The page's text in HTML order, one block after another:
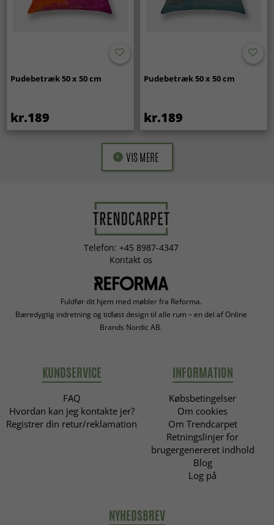
Pudebetræk 50 x 50 cm
kr.189
Pudebetræk 50 x 50 cm
kr.189
VIS MERE
Telefon: +45 8987-4347
Kontakt os
Fuldfør dit hjem med møbler fra Reforma.
Bæredygtig indretning og tidløst design til alle rum – en del af Online
Brands Nordic AB.
KUNDSERVICE
FAQ
Hvordan kan jeg kontakte jer?
Registrer din retur/reklamation
INFORMATION
Købsbetingelser
Om cookies
Om Trendcarpet
Retningslinjer for
brugergenereret indhold
Blog
Log på
NYHEDSBREV